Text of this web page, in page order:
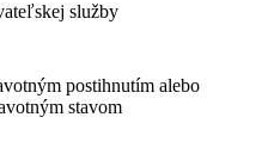
služby
postihnutím alebo
stavom